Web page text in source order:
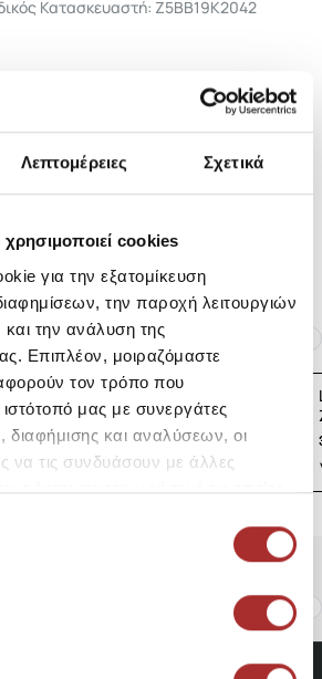
Λεπτομέρειες Σχετικά
cookies
για την εξατομίκευση
την παροχή λειτουργιών
την ανάλυση της
Επιπλέον, μοιραζόμαστε
τον τρόπο που
ιστότοπό μας με συνεργάτες
και αναλύσεων, οι
να τις συνδυάσουν με άλλες
έχετε παραχωρήσει ή τις οποίες
Κατασκευαστή: Z5BB19K2042
Brand
HOUSE Βρεφική
Πλεκτή